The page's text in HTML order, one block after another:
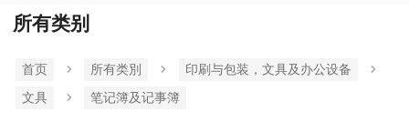
所有类别
首页 所有类別
印刷与包装，文具及办公设备
文具
笔记簿及记事簿